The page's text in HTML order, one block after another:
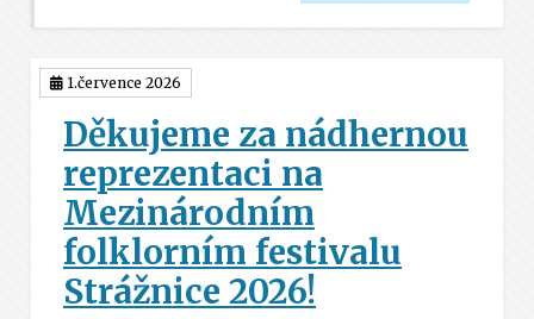
1.července 2026
Děkujeme za nádhernou
reprezentaci na
Mezinárodním
folklorním festivalu
Strážnice 2026!